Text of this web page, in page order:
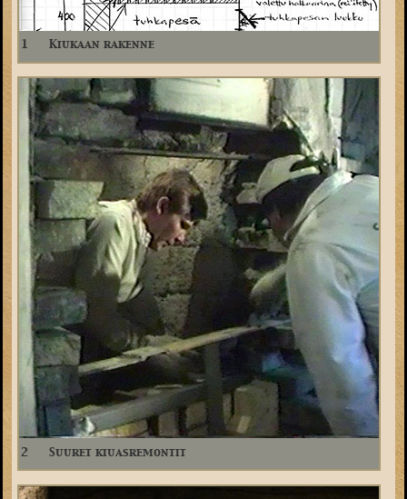
1 Kiukaan rakenne
2 Suuret kiuasremontit